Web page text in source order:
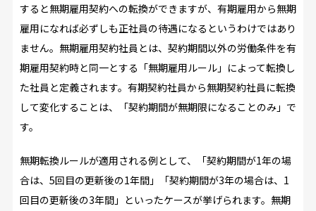
すると無期雇用契約への転換ができますが、有期雇用から無期
雇用になれば必ずしも正社員の待遇になるというわけではあり
ません。無期雇用契約社員とは、契約期間以外の労働条件を有
期雇用契約時と同一とする「無期雇用ルール」によって転換し
た社員と定義されます。有期契約社員から無期契約社員に転換
して変化することは、「契約期間が無期限になることのみ」で
す。
無期転換ルールが適用される例として、「契約期間が1年の場
合は、5回目の更新後の1年間」「契約期間が3年の場合は、1
回目の更新後の3年間」といったケースが挙げられます。無期